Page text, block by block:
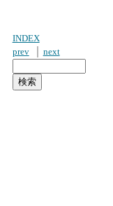
INDEX
prev｜ next